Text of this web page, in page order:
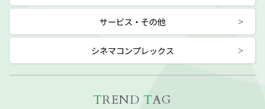
サービス・その他
シネマコンプレックス
TREND TAG